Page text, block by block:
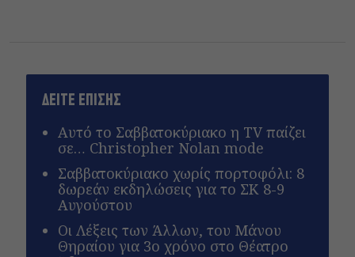
ΔΕΙΤΕ ΕΠΙΣΗΣ
Αυτό το Σαββατοκύριακο η TV παίζει
σε… Christopher Nolan mode
Σαββατοκύριακο χωρίς πορτοφόλι: 8
δωρεάν εκδηλώσεις για το ΣΚ 8-9
Αυγούστου
Οι Λέξεις των Άλλων, του Μάνου
Θηραίου για 3ο χρόνο στο Θέατρο